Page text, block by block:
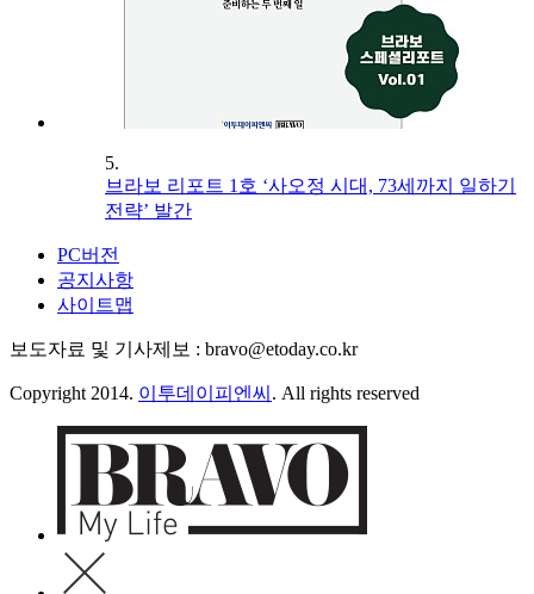
5.
브라보 리포트 1호 ‘사오정 시대, 73세까지 일하기
전략’ 발간
PC버전
공지사항
사이트맵
보도자료 및 기사제보 : bravo@etoday.co.kr
Copyright 2014. 이투데이피엔씨 . All rights reserved